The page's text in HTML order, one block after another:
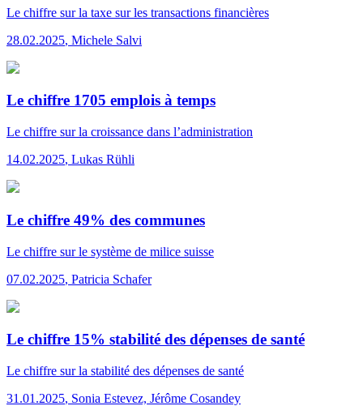
Le chiffre sur la taxe sur les transactions financières
28.02.2025, Michele Salvi
Le chiffre 1705 emplois à temps
Le chiffre sur la croissance dans l’administration
14.02.2025, Lukas Rühli
Le chiffre 49% des communes
Le chiffre sur le système de milice suisse
07.02.2025, Patricia Schafer
Le chiffre 15% stabilité des dépenses de santé
Le chiffre sur la stabilité des dépenses de santé
31.01.2025, Sonia Estevez, Jérôme Cosandey